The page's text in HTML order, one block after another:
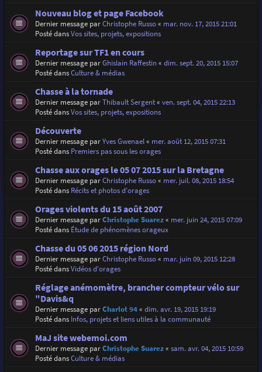
Nouveau blog et page Facebook
Dernier message parChristophe Russo« mar. nov. 17, 2015 21:01
Posté dansVos sites, projets, expositions
Reportage sur TF1 en cours
Dernier message parGhislain Raffestin« dim. sept. 20, 2015 15:07
Posté dansCulture & médias
Chasse à la tornade
Dernier message parThibault Sergent« ven. sept. 04, 2015 22:13
Posté dansVos sites, projets, expositions
Découverte
Dernier message parYves Gwenael« mer. août 12, 2015 07:31
Posté dans Premiers pas sous les orages
Chasse aux orages le 05 07 2015 sur la Bretagne
Dernier message parChristophe Russo« mer. juil. 08, 2015 18:54
Posté dans Récits et photos d'orages
Orages violents du 15 août 2007
Dernier message parChristophe Suarez« mer. juin 24, 2015 07:09
Posté dans Étude de phénomènes orageux
Chasse du 05 06 2015 région Nord
Dernier message parChristophe Russo« mar. juin 09, 2015 12:28
Posté dansVidéos d'orages
Réglage anémomètre, brancher compteur vélo sur
"Davis&q
Dernier message parCharlot 94« dim. avr. 19, 2015 19:19
Posté dans Infos, projets et liens utiles à la communauté
MaJ site webemoi.com
Dernier message parChristophe Suarez« sam. avr. 04, 2015 10:59
Posté dansCulture & médias